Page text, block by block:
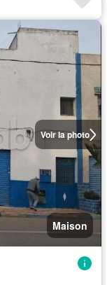
Voir la photo
Maison